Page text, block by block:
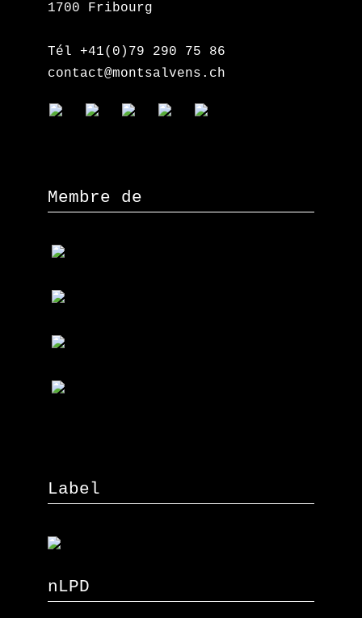
1700 Fribourg
Tél +41(0)79 290 75 86
contact@montsalvens.ch
Membre de
Label
nLPD